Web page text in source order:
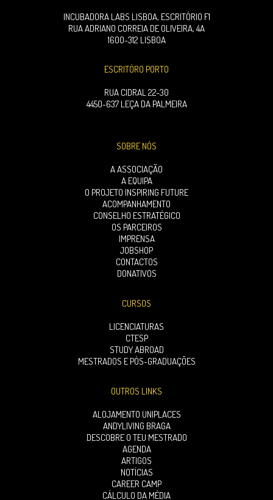
INCUBADORA LABS LISBOA, ESCRITÓRIO F1
RUA ADRIANO CORREIA DE OLIVEIRA, 4A
1600-312 LISBOA
ESCRITÓRO PORTO
RUA CIDRAL 22-30
4450-637 LEÇA DA PALMEIRA
SOBRE NÓS
A ASSOCIAÇÃO
A EQUIPA
O PROJETO INSPIRING FUTURE
ACOMPANHAMENTO
CONSELHO ESTRATÉGICO
OS PARCEIROS
IMPRENSA
JOBSHOP
CONTACTOS
DONATIVOS
CURSOS
LICENCIATURAS
CTESP
STUDY ABROAD
MESTRADOS E PÓS-GRADUAÇÕES
OUTROS LINKS
ALOJAMENTO UNIPLACES
ANDYLIVING BRAGA
DESCOBRE O TEU MESTRADO
AGENDA
ARTIGOS
NOTÍCIAS
CAREER CAMP
CÁLCULO DA MÉDIA